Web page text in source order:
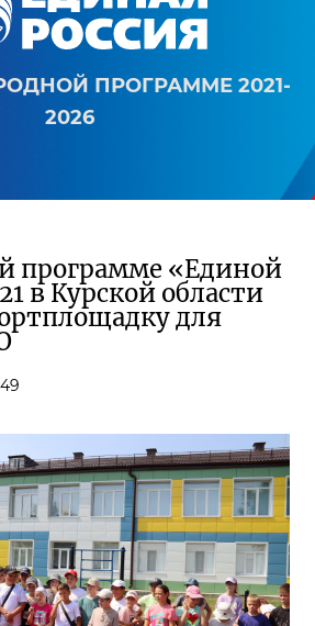
ПРОГРАММЕ 2021-
2026
программе «Единой
в Курской области
для